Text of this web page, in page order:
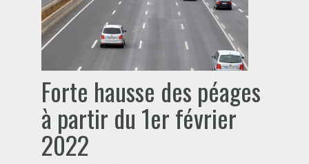
Forte hausse des péages
à partir du 1er février
2022